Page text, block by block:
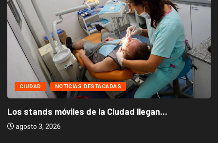
CIUDAD NOTICIAS DESTACADAS
Los stands móviles de la Ciudad llegan...
agosto 3, 2026